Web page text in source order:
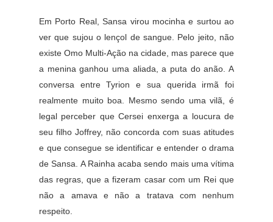
Em Porto Real, Sansa virou mocinha e surtou ao
ver que sujou o lençol de sangue. Pelo jeito, não
existe Omo Multi-Ação na cidade, mas parece que
a menina ganhou uma aliada, a puta do anão. A
conversa entre Tyrion e sua querida irmã foi
realmente muito boa. Mesmo sendo uma vilã, é
legal perceber que Cersei enxerga a loucura de
seu filho Joffrey, não concorda com suas atitudes
e que consegue se identificar e entender o drama
de Sansa. A Rainha acaba sendo mais uma vítima
das regras, que a fizeram casar com um Rei que
não a amava e não a tratava com nenhum
respeito.